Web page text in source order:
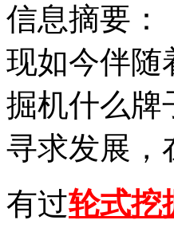
信息摘要：
现如今伴随
掘机什么牌
寻求发展
有过轮式挖